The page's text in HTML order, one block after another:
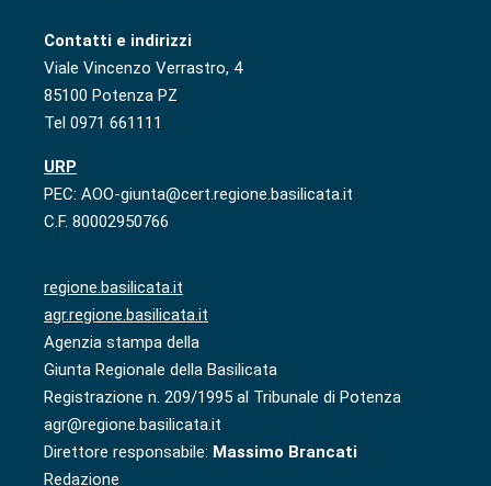
Contatti e indirizzi
Viale Vincenzo Verrastro, 4
85100 Potenza PZ
Tel 0971 661111
URP
PEC: AOO-giunta@cert.regione.basilicata.it
C.F. 80002950766
regione.basilicata.it
agr.regione.basilicata.it
Agenzia stampa della
Giunta Regionale della Basilicata
Registrazione n. 209/1995 al Tribunale di Potenza
agr@regione.basilicata.it
Direttore responsabile: Massimo Brancati
Redazione